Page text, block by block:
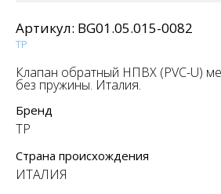
Артикул: BG01.05.015-0082
TP
Клапан обратный НПВХ (PVC-U)
без пружины. Италия.
Бренд
TP
Страна происхождения
ИТАЛИЯ